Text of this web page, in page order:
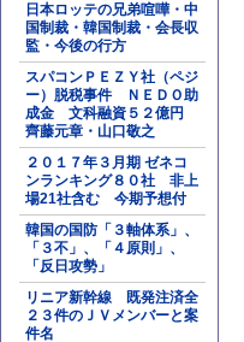
日本ロッテの兄弟喧嘩・中
国制裁・韓国制裁・会長収
監・今後の行方
スパコンＰＥＺＹ社（ペジ
ー）脱税事件 ＮＥＤＯ助
成金 文科融資５２億円
齊藤元章・山口敬之
２０１７年３月期 ゼネコ
ンランキング８０社 非上
場21社含む 今期予想付
韓国の国防「３軸体系」、
「３不」、「４原則」、
「反日攻勢」
リニア新幹線 既発注済全
２３件のＪＶメンバーと案
件名